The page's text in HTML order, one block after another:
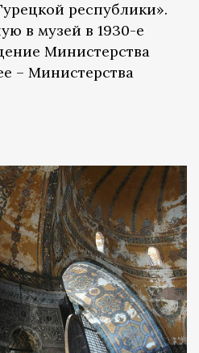
республики».
в музей в 1930-е
Министерства
– Министерства